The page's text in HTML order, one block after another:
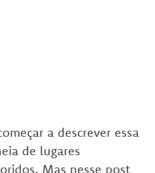
a descrever essa
de lugares
Mas nesse post